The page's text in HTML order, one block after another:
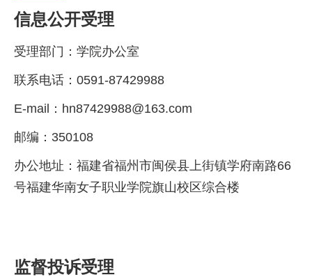
信息公开受理
受理部门：学院办公室
联系电话：0591-87429988
E-mail：hn87429988@163.com
邮编：350108
办公地址：福建省福州市闽侯县上街镇学府南路66
号福建华南女子职业学院旗山校区综合楼
监督投诉受理